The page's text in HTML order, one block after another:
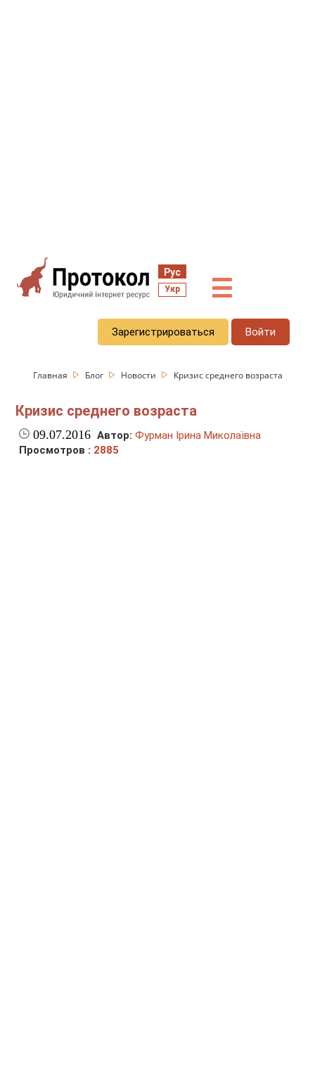
Рус
Укр ☰
Зарегистрироваться Войти
Главная Блог Новости Кризис среднего возраста
Кризис среднего возраста
09.07.2016 Автор: Фурман Ірина Миколаївна
Просмотров : 2885